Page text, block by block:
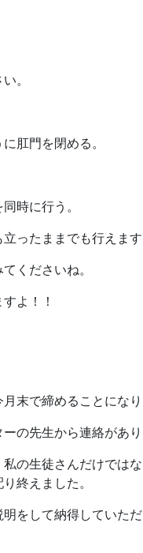
。
肛門を閉める。
時に行う。
ったままでも行えます
くださいね。
よ！！
末で締めることになり
の先生から連絡があり
の生徒さんだけでは
終えました。
をして納得していた